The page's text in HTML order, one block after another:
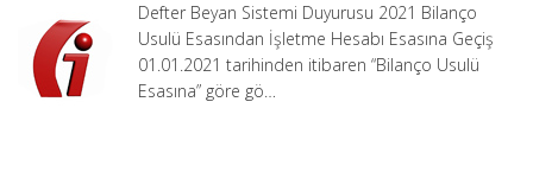
Esasından,
İşletme
Hesabı
Esasına
Defter Beyan Sistemi Duyurusu 2021 Bilanço
Usulü Esasından İşletme Hesabı Esasına Geçiş
01.01.2021 tarihinden itibaren “Bilanço Usulü
Esasına” göre gö…